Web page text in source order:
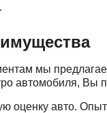
мы
автомобиля, Вы
оценку авто.